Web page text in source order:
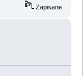
Zapisane